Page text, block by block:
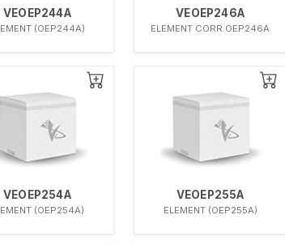
VEOEP244A
(OEP244A)
VEOEP246A
ELEMENT CORR.OEP246A
VEOEP254A
(OEP254A)
VEOEP255A
ELEMENT (OEP255A)